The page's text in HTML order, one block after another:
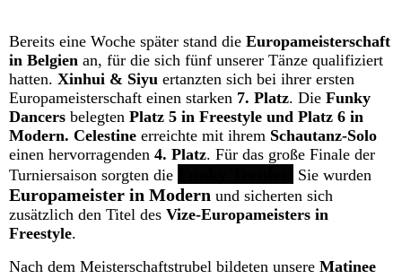
Bereits eine Woche später stand die Europameisterschaft
in Belgien an, für die sich fünf unserer Tänze qualifiziert
hatten. Xinhui & Siyu ertanzten sich bei ihrer ersten
Europameisterschaft einen starken 7. Platz. Die Funky
Dancers belegten Platz 5 in Freestyle und Platz 6 in
Modern. Celestine erreichte mit ihrem Schautanz-Solo
einen hervorragenden 4. Platz. Für das große Finale der
Turniersaison sorgten die
Sie wurden
Europameister in Modern und sicherten sich
zusätzlich den Titel des Vize-Europameisters in
Freestyle.
Nach dem Meisterschaftstrubel bildeten unsere Matinee